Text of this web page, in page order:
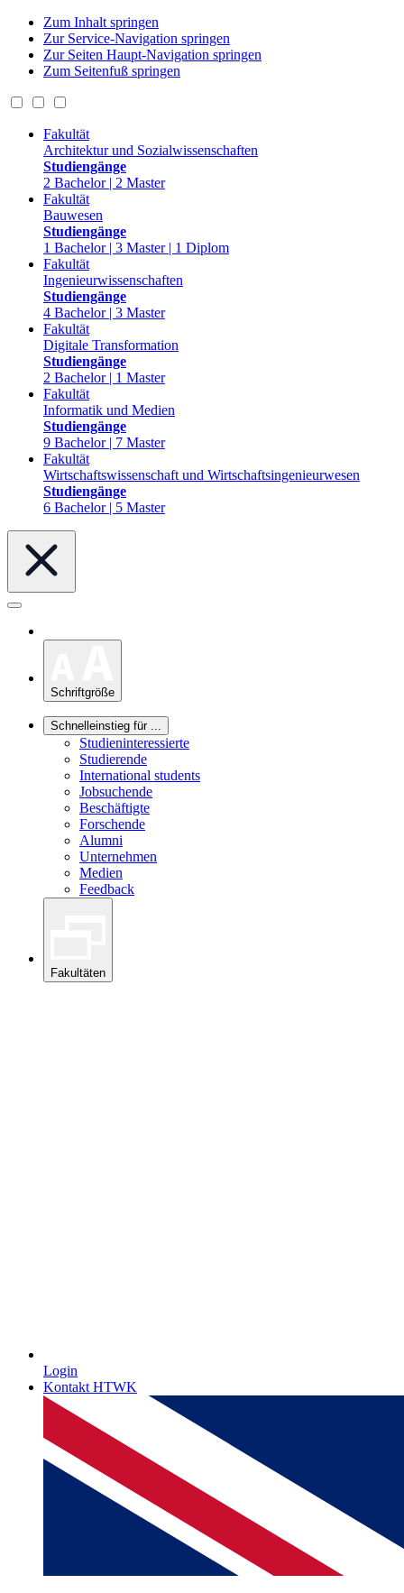
Zum Inhalt springen
Zur Service-Navigation springen
Zur Seiten Haupt-Navigation springen
Zum Seitenfuß springen
Fakultät
Architektur und Sozialwissenschaften
Studiengänge
2 Bachelor | 2 Master
Fakultät
Bauwesen
Studiengänge
1 Bachelor | 3 Master | 1 Diplom
Fakultät
Ingenieurwissenschaften
Studiengänge
4 Bachelor | 3 Master
Fakultät
Digitale Transformation
Studiengänge
2 Bachelor | 1 Master
Fakultät
Informatik und Medien
Studiengänge
9 Bachelor | 7 Master
Fakultät
Wirtschaftswissenschaft und Wirtschaftsingenieurwesen
Studiengänge
6 Bachelor | 5 Master
Schriftgröße
Schnelleinstieg für ...
Studieninteressierte
Studierende
International students
Jobsuchende
Beschäftigte
Forschende
Alumni
Unternehmen
Medien
Feedback
Fakultäten
Login
Kontakt HTWK